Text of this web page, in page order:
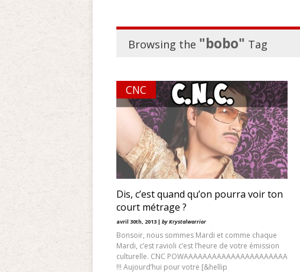
Browsing the "bobo" Tag
CNC
Dis, c’est quand qu’on pourra voir ton
court métrage ?
avril 30th, 2013 | by Krystalwarrior
Bonsoir, nous sommes Mardi et comme chaque
Mardi, c’est ravioli c’est l’heure de votre émission
culturelle. CNC POWAAAAAAAAAAAAAAAAAAAAAA
!!! Aujourd’hui pour votre [&hellip